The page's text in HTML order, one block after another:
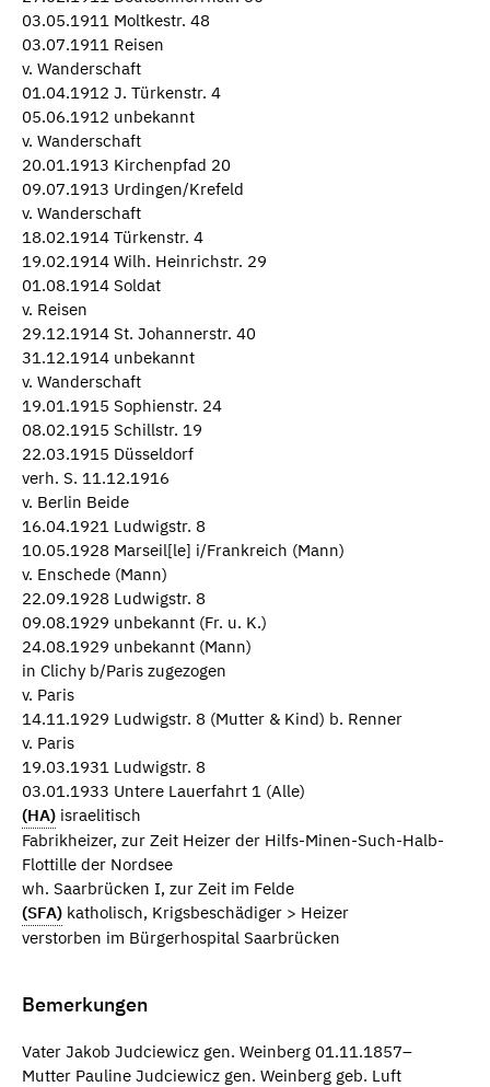
03.05.1911 Moltkestr. 48
03.07.1911 Reisen
v. Wanderschaft
01.04.1912 J. Türkenstr. 4
05.06.1912 unbekannt
v. Wanderschaft
20.01.1913 Kirchenpfad 20
09.07.1913 Urdingen/Krefeld
v. Wanderschaft
18.02.1914 Türkenstr. 4
19.02.1914 Wilh. Heinrichstr. 29
01.08.1914 Soldat
v. Reisen
29.12.1914 St. Johannerstr. 40
31.12.1914 unbekannt
v. Wanderschaft
19.01.1915 Sophienstr. 24
08.02.1915 Schillstr. 19
22.03.1915 Düsseldorf
verh. S. 11.12.1916
v. Berlin Beide
16.04.1921 Ludwigstr. 8
10.05.1928 Marseil[le] i/Frankreich (Mann)
v. Enschede (Mann)
22.09.1928 Ludwigstr. 8
09.08.1929 unbekannt (Fr. u. K.)
24.08.1929 unbekannt (Mann)
in Clichy b/Paris zugezogen
v. Paris
14.11.1929 Ludwigstr. 8 (Mutter & Kind) b. Renner
v. Paris
19.03.1931 Ludwigstr. 8
03.01.1933 Untere Lauerfahrt 1 (Alle)
(HA) israelitisch
Fabrikheizer, zur Zeit Heizer der Hilfs-Minen-Such-Halb-
Flottille der Nordsee
wh. Saarbrücken I, zur Zeit im Felde
(SFA) katholisch, Krigsbeschädiger > Heizer
verstorben im Bürgerhospital Saarbrücken
Bemerkungen
Vater Jakob Judciewicz gen. Weinberg 01.11.1857–
Mutter Pauline Judciewicz gen. Weinberg geb. Luft